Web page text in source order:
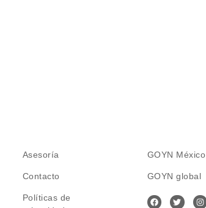
Asesoría
Contacto
Políticas de
GOYN México
GOYN global